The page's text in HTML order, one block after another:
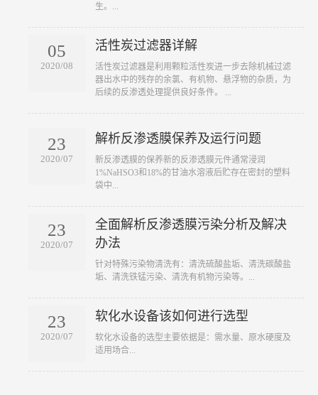
生。...
05
2020/08
活性炭过滤器详解
​活性炭过滤器是利用颗粒活性炭进一步去除机械过滤
器出水中的残存的余氯、有机物、悬浮物的杂质，为
后续的反渗透处理提供良好条件。 ...
23
2020/07
解析反渗透膜保养及运行问题
​新反渗透膜的保养新的反渗透膜元件通常浸润
1%NaHSO3和18%的甘油水溶液后贮存在密封的塑料
袋中...
23
2020/07
全面解析反渗透膜污染分析及解决
办法
​针对特殊污染物清洗有：清洗硫酸盐垢、清洗碳酸盐
垢、清洗铁锰污染、清洗有机物污染等。...
23
2020/07
软化水设备该如何进行选型
​软化水设备的选型主要依据是：需水量、原水硬度及
适用场合...